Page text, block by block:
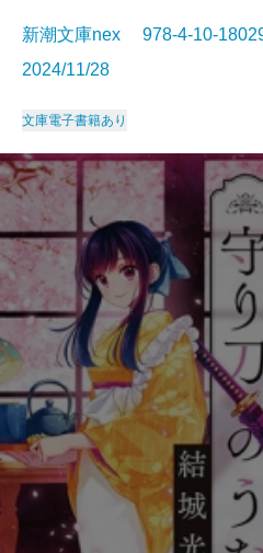
新潮文庫nex 978-4-10-
2024/11/28
文庫電子書籍あり